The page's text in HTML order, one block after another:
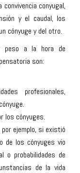
conyugal,
y el caudal, los
cónyuge y del otro.
peso a la hora de
son:
profesionales,
los cónyuges.
ejemplo, si existió
de los cónyuges vio
o probabilidades de
de la vida